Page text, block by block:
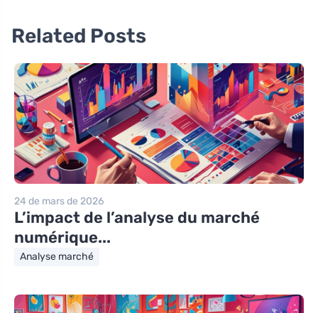
Related Posts
24 de mars de 2026
L’impact de l’analyse du marché
numérique...
Analyse marché